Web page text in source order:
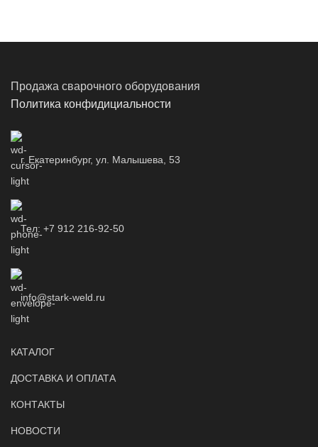
Продажа сварочного оборудования
Политика конфидициальности
г. Екатеринбург, ул. Малышева, 53
Тел: +7 912 216-92-50
info@stark-weld.ru
КАТАЛОГ
ДОСТАВКА И ОПЛАТА
КОНТАКТЫ
НОВОСТИ